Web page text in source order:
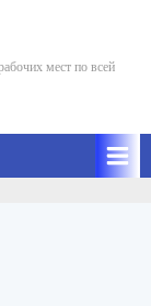
мест по всей